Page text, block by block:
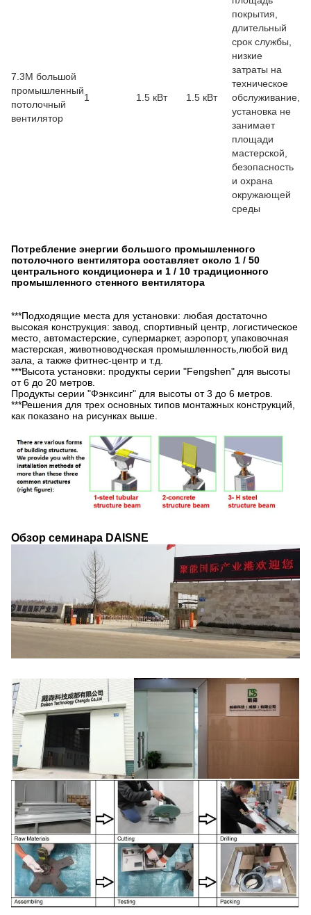
7.3M большой
промышленный
потолочный
вентилятор
1 1.5 кВт 1.5 кВт
покрытия,
длительный
срок службы,
низкие
затраты на
техническое
обслуживание,
установка не
занимает
площади
мастерской,
безопасность
и охрана
окружающей
среды
Потребление энергии большого промышленного
потолочного вентилятора составляет около 1 / 50
центрального кондиционера и 1 / 10 традиционного
промышленного стенного вентилятора
***Подходящие места для установки: любая достаточно
высокая конструкция: завод, спортивный центр, логистическое
место, автомастерские, супермаркет, аэропорт, упаковочная
мастерская, животноводческая промышленность,любой вид
зала, а также фитнес-центр и т.д.
***Высота установки: продукты серии "Fengshen" для высоты
от 6 до 20 метров.
Продукты серии "Фэнксинг" для высоты от 3 до 6 метров.
***Решения для трех основных типов монтажных конструкций,
как показано на рисунках выше.
Обзор семинара DAISNE